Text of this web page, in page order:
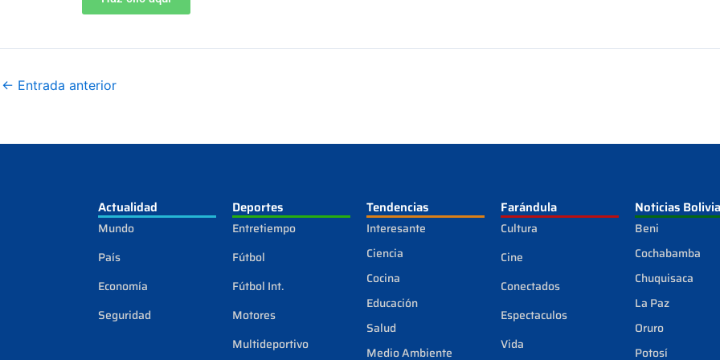
← Entrada anterior
Actualidad
Mundo
País
Economía
Seguridad
Deportes
Entretiempo
Fútbol
Fútbol Int.
Motores
Multideportivo
Tendencias
Interesante
Ciencia
Cocina
Educación
Salud
Medio Ambiente
Farándula
Cultura
Cine
Conectados
Espectaculos
Vida
Noticias Bolivia
Beni
Cochabamba
Chuquisaca
La Paz
Oruro
Potosí